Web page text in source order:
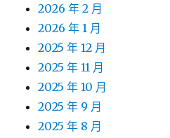
2026 年 2 月
2026 年 1 月
2025 年 12 月
2025 年 11 月
2025 年 10 月
2025 年 9 月
2025 年 8 月